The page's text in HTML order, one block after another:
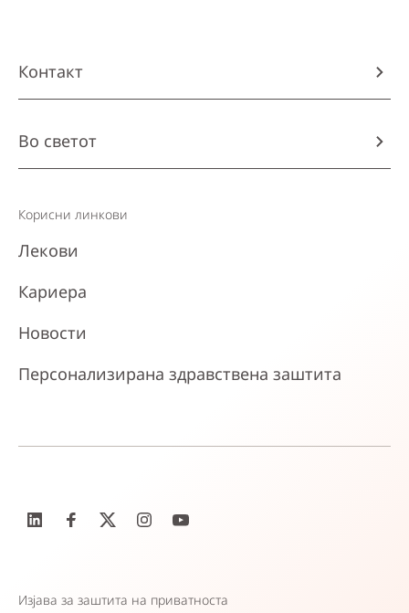
Контакт
Во светот
Корисни линкови
Лекови
Кариера
Новости
Персонализирана здравствена заштита
Изјава за заштита на приватноста